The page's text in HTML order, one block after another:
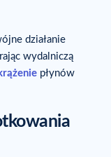
działanie
wydalniczą
płynów